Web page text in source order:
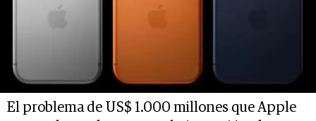
El problema de US$ 1.000 millones que Apple